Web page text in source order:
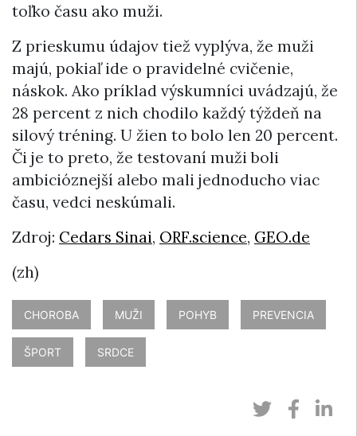
toľko času ako muži.
Z prieskumu údajov tiež vyplýva, že muži
majú, pokiaľ ide o pravidelné cvičenie,
náskok. Ako príklad výskumníci uvádzajú, že
28 percent z nich chodilo každý týždeň na
silový tréning. U žien to bolo len 20 percent.
Či je to preto, že testovaní muži boli
ambicióznejší alebo mali jednoducho viac
času, vedci neskúmali.
Zdroj: Cedars Sinai, ORF.science, GEO.de
(zh)
CHOROBA MUŽI POHYB PREVENCIA
ŠPORT SRDCE